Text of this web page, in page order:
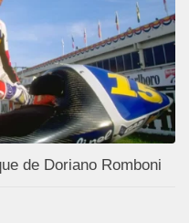
de Doriano Romboni